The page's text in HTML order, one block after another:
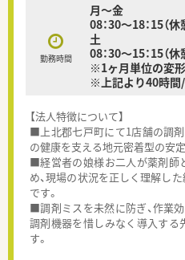
勤務時間
月～金
08：30～18：15（休
土
08：30～15：15（休
※1ヶ月単位の変
※上記より40時間
【法人特徴について】
■上北郡七戸町にて1店舗の調
の健康を支える地元密着型の安
■経営者の娘様お二人が薬剤師
め、現場の状況を正しく理解し
です。
■調剤ミスを未然に防ぎ、作業
調剤機器を惜しみなく導入する
す。